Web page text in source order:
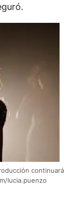
continuará
lucia.puenzo